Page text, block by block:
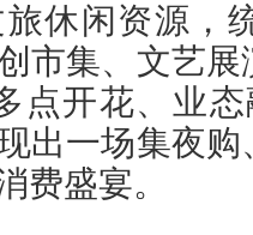
休闲资源，
市集、文艺
点开花、业
出一场集夜
费盛宴。